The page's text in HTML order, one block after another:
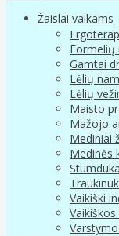
Žaislai vaikams
Formelių
Gamtai
Lėlių
Lėlių
Maisto
Mažojo
Mediniai
Medinės
Vaikiški